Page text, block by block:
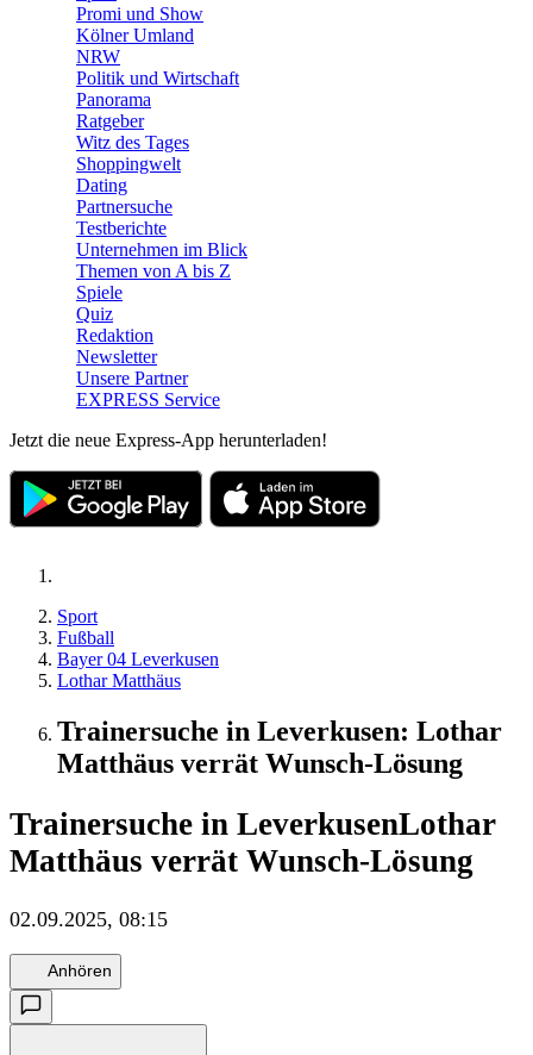
Promi und Show
Kölner Umland
NRW
Politik und Wirtschaft
Panorama
Ratgeber
Witz des Tages
Shoppingwelt
Dating
Partnersuche
Testberichte
Unternehmen im Blick
Themen von A bis Z
Spiele
Quiz
Redaktion
Newsletter
Unsere Partner
EXPRESS Service
Jetzt die neue Express-App herunterladen!
Sport
Fußball
Bayer 04 Leverkusen
Lothar Matthäus
Trainersuche in Leverkusen: Lothar
Matthäus verrät Wunsch-Lösung
Trainersuche in LeverkusenLothar
Matthäus verrät Wunsch-Lösung
02.09.2025, 08:15
Anhören